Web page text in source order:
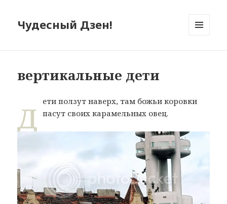
Чудесный Дзен!
вертикальные дети
д ети ползут наверх, там божьи коровки
пасут своих карамельных овец.